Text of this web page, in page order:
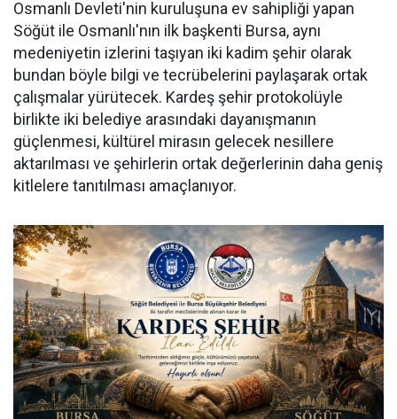
Osmanlı Devleti'nin kuruluşuna ev sahipliği yapan
Söğüt ile Osmanlı'nın ilk başkenti Bursa, aynı
medeniyetin izlerini taşıyan iki kadim şehir olarak
bundan böyle bilgi ve tecrübelerini paylaşarak ortak
çalışmalar yürütecek. Kardeş şehir protokolüyle
birlikte iki belediye arasındaki dayanışmanın
güçlenmesi, kültürel mirasın gelecek nesillere
aktarılması ve şehirlerin ortak değerlerinin daha geniş
kitlelere tanıtılması amaçlanıyor.